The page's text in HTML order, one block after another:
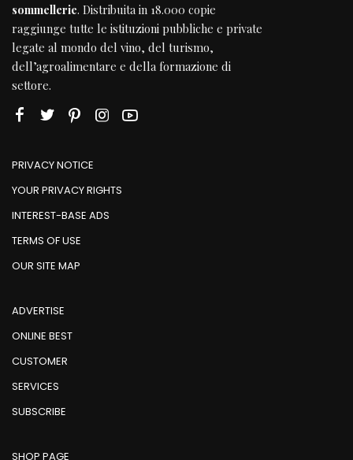
sommellerie. Distribuita in 18.000 copie
raggiunge tutte le istituzioni pubbliche e private
legate al mondo del vino, del turismo,
dell’agroalimentare e della formazione di
settore.
PRIVACY NOTICE
YOUR PRIVACY RIGHTS
INTEREST-BASE ADS
TERMS OF USE
OUR SITE MAP
ADVERTISE
ONLINE BEST
CUSTOMER
SERVICES
SUBSCRIBE
SHOP PAGE